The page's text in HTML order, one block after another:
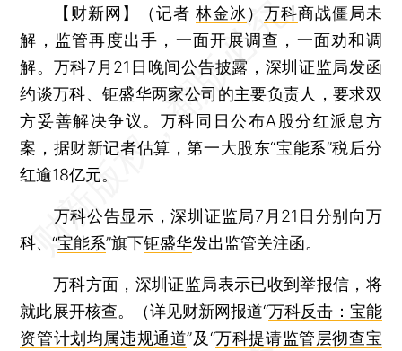
【财新网】（记者 林金冰 ） 万科商战僵局未
解，监管再度出手，一面开展调查，一面劝和调
解。万科7月21日晚间公告披露，深圳证监局发函
约谈万科、钜盛华两家公司的主要负责人，要求双
方妥善解决争议。万科同日公布A股分红派息方
案，据财新记者估算，第一大股东“宝能系”税后分
红逾18亿元。
万科公告显示，深圳证监局7月21日分别向万
科、“宝能系”旗下钜盛华发出监管关注函。
万科方面，深圳证监局表示已收到举报信，将
就此展开核查。（详见财新网报道“万科反击：宝能
资管计划均属违规通道”及“万科提请监管层彻查宝